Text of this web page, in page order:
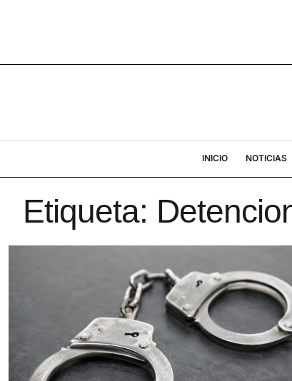
INICIO NOTICIAS
Etiqueta: